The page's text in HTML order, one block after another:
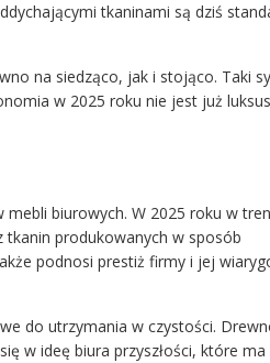
tkaninami są dziś
na siedząco, jak i stojąco. Taki
w 2025 roku nie jest już
biurowych. W 2025 roku w
tkanin produkowanych w sposób
podnosi prestiż firmy i jej
do utrzymania w czystości.
w ideę biura przyszłości, które ma